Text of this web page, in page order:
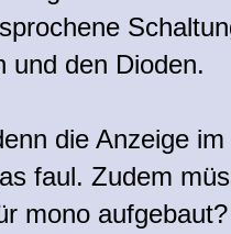
und den Dioden.
die Anzeige
faul. Zudem
mono aufgebaut?